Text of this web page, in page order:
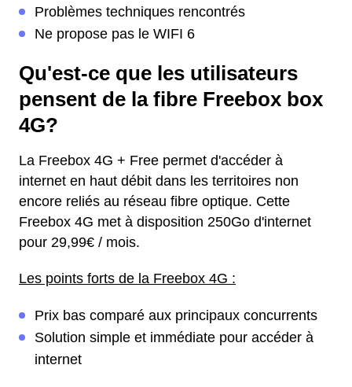
Problèmes techniques rencontrés
Ne propose pas le WIFI 6
Qu'est-ce que les utilisateurs
pensent de la fibre Freebox box
4G?
La Freebox 4G + Free permet d'accéder à
internet en haut débit dans les territoires non
encore reliés au réseau fibre optique. Cette
Freebox 4G met à disposition 250Go d'internet
pour 29,99€ / mois.
Les points forts de la Freebox 4G :
Prix bas comparé aux principaux concurrents
Solution simple et immédiate pour accéder à
internet